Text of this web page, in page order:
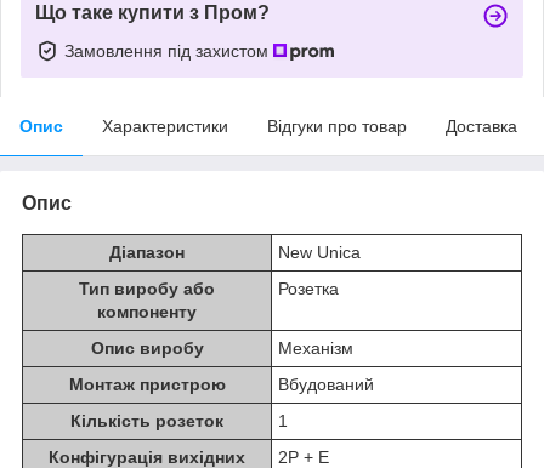
Що таке купити з Пром?
Замовлення під захистом
Опис Характеристики Відгуки про товар Доставка
Опис
Діапазон
New Unica
Тип виробу або
компоненту
Розетка
Опис виробу
Механізм
Монтаж пристрою
Вбудований
Кількість розеток
1
Конфігурація вихідних
2P + E